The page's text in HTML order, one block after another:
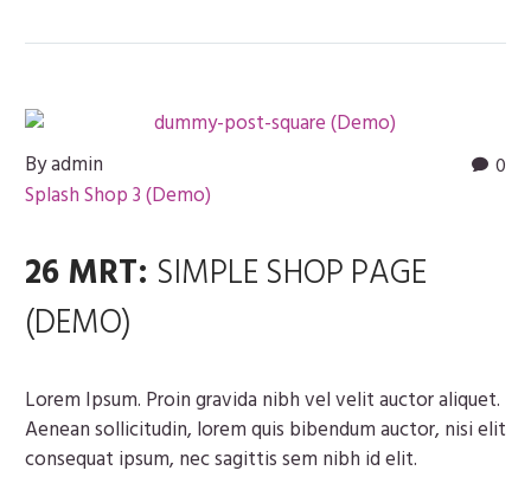
0
By admin
Splash Shop 3 (Demo)
26 MRT: SIMPLE SHOP PAGE
(DEMO)
Lorem Ipsum. Proin gravida nibh vel velit auctor aliquet.
Aenean sollicitudin, lorem quis bibendum auctor, nisi elit
consequat ipsum, nec sagittis sem nibh id elit.